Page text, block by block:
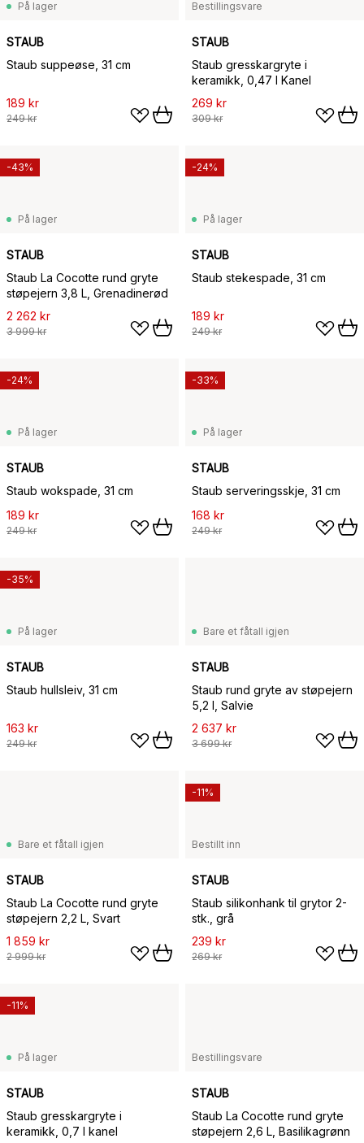
På lager
STAUB
Staub suppeøse, 31 cm
189 kr
249 kr
Bestillingsvare
STAUB
Staub gresskargryte i
keramikk, 0,47 l Kanel
269 kr
309 kr
På lager
STAUB
Staub La Cocotte rund gryte
støpejern 3,8 L, Grenadinerød
2 262 kr
3 999 kr
-43%
På lager
STAUB
Staub stekespade, 31 cm
189 kr
249 kr
-24%
På lager
STAUB
Staub wokspade, 31 cm
189 kr
249 kr
-24%
På lager
STAUB
Staub serveringsskje, 31 cm
168 kr
249 kr
-33%
På lager
STAUB
Staub hullsleiv, 31 cm
163 kr
249 kr
-35%
Bare et fåtall igjen
STAUB
Staub rund gryte av støpejern
5,2 l, Salvie
2 637 kr
3 699 kr
Bare et fåtall igjen
STAUB
Staub La Cocotte rund gryte
støpejern 2,2 L, Svart
1 859 kr
2 999 kr
Bestillt inn
STAUB
Staub silikonhank til grytor 2-
stk., grå
239 kr
269 kr
-11%
På lager
STAUB
Staub gresskargryte i
keramikk, 0,7 l kanel
-11%
Bestillingsvare
STAUB
Staub La Cocotte rund gryte
støpejern 2,6 L, Basilikagrønn